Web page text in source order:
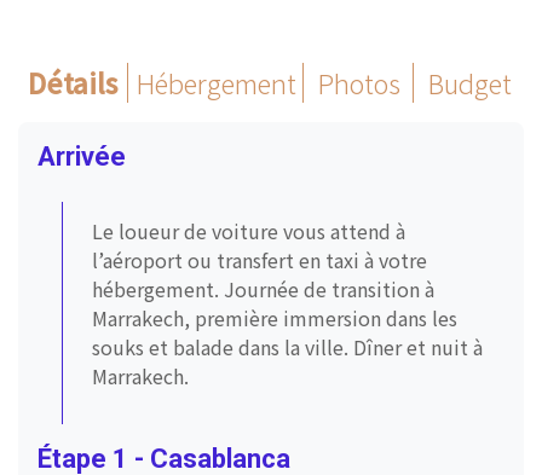
Détails Hébergement Photos Budget
Arrivée
Le loueur de voiture vous attend à
l’aéroport ou transfert en taxi à votre
hébergement. Journée de transition à
Marrakech, première immersion dans les
souks et balade dans la ville. Dîner et nuit à
Marrakech.
Étape 1 - Casablanca